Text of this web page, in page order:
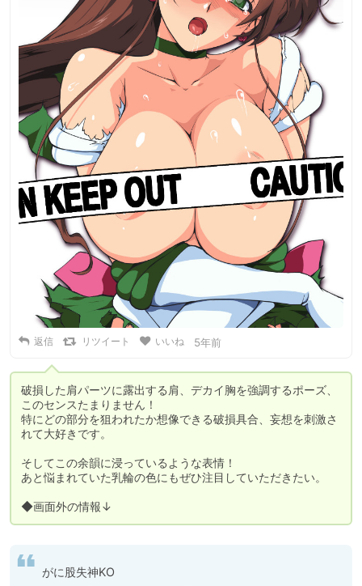
返信 リツイート いいね 5年前
破損した肩パーツに露出する肩、デカイ胸を強調するポーズ、
このセンスたまりません！
特にどの部分を狙われたか想像できる破損具合、妄想を刺激さ
れて大好きです。
そしてこの余韻に浸っているような表情！
あと悩まれていた乳輪の色にもぜひ注目していただきたい。
◆画面外の情報↓
がに股失神KO